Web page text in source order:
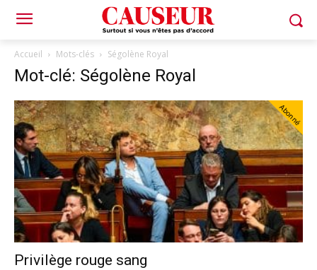
Accueil Mots-clés Ségolène Royal
Mot-clé: Ségolène Royal
Abonné
Privilège rouge sang